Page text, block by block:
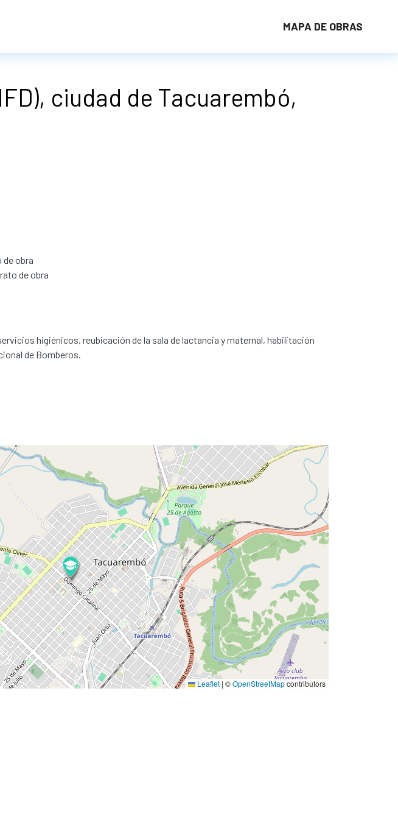
MAPA DE OBRAS
ciudad de Tacuarembó,
obra
de obra
higiénicos, reubicación de la sala de lactancia y maternal, habilitación
de Bomberos.
Leaflet | ©OpenStreetMapcontributors